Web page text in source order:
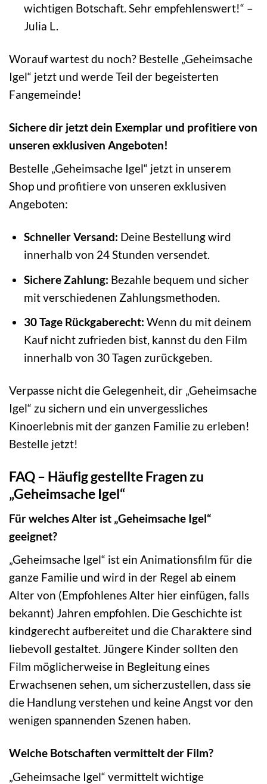
wichtigen Botschaft. Sehr empfehlenswert!“ –
Julia L.
Worauf wartest du noch? Bestelle „Geheimsache
Igel“ jetzt und werde Teil der begeisterten
Fangemeinde!
Sichere dir jetzt dein Exemplar und profitiere von
unseren exklusiven Angeboten!
Bestelle „Geheimsache Igel“ jetzt in unserem
Shop und profitiere von unseren exklusiven
Angeboten:
Schneller Versand: Deine Bestellung wird
innerhalb von 24 Stunden versendet.
Sichere Zahlung: Bezahle bequem und sicher
mit verschiedenen Zahlungsmethoden.
30 Tage Rückgaberecht: Wenn du mit deinem
Kauf nicht zufrieden bist, kannst du den Film
innerhalb von 30 Tagen zurückgeben.
Verpasse nicht die Gelegenheit, dir „Geheimsache
Igel“ zu sichern und ein unvergessliches
Kinoerlebnis mit der ganzen Familie zu erleben!
Bestelle jetzt!
FAQ – Häufig gestellte Fragen zu
„Geheimsache Igel“
Für welches Alter ist „Geheimsache Igel“
geeignet?
„Geheimsache Igel“ ist ein Animationsfilm für die
ganze Familie und wird in der Regel ab einem
Alter von (Empfohlenes Alter hier einfügen, falls
bekannt) Jahren empfohlen. Die Geschichte ist
kindgerecht aufbereitet und die Charaktere sind
liebevoll gestaltet. Jüngere Kinder sollten den
Film möglicherweise in Begleitung eines
Erwachsenen sehen, um sicherzustellen, dass sie
die Handlung verstehen und keine Angst vor den
wenigen spannenden Szenen haben.
Welche Botschaften vermittelt der Film?
„Geheimsache Igel“ vermittelt wichtige